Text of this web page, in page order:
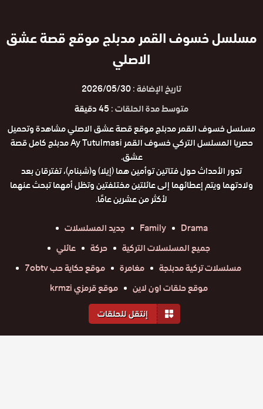
مسلسل خسوف القمر مدبلج موقع قصة عشق
الاصلي
تاريخ الإضافة :2026/05/30
متوسط مدة الحلقات :45 دقيقة
مسلسل خسوف القمر مدبلج موقع قصة عشق الاصلي مشاهدة وتحميل
حصريا المسلسل التركي خسوف القمر Ay Tutulmasi مدبلج كامل قصة
عشق.
تدور الأحداث حول فتاتين توأمين هما (إيلا) و(شبنام)، تفترقان بعد
ولادتهما ويتم إعطائهما إلى عائلتين مختلفتين وتظل أمهما تبحث عنهما
لأكثر من عشرين عامًا.
Drama
Family
جديد المسلسلات
جميع المسلسلات التركية
حركة
عائلي
مسلسلات تركية مدبلجة
مغامرة
موقع حكاية حب 7obtv
موقع حلقات اون لاين
موقع قرمزي krmzi
إنتقل للحلقات